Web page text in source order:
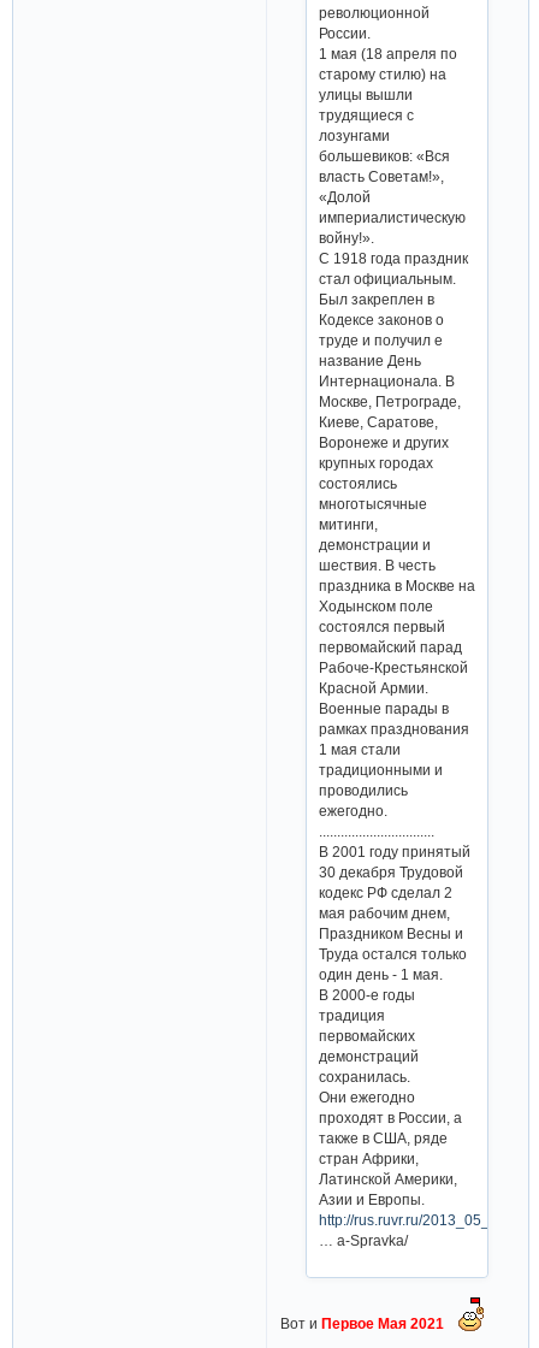
революционной
России.
1 мая (18 апреля по
старому стилю) на
улицы вышли
трудящиеся с
лозунгами
большевиков: «Вся
власть Советам!»,
«Долой
империалистическую
войну!».
С 1918 года праздник
стал официальным.
Был закреплен в
Кодексе законов о
труде и получил е
название День
Интернационала. В
Москве, Петрограде,
Киеве, Саратове,
Воронеже и других
крупных городах
состоялись
многотысячные
митинги,
демонстрации и
шествия. В честь
праздника в Москве на
Ходынском поле
состоялся первый
первомайский парад
Рабоче-Крестьянской
Красной Армии.
Военные парады в
рамках празднования
1 мая стали
традиционными и
проводились
ежегодно.
В 2001 году принятый
30 декабря Трудовой
кодекс РФ сделал 2
мая рабочим днем,
Праздником Весны и
Труда остался только
один день - 1 мая.
В 2000-е годы
традиция
первомайских
демонстраций
сохранилась.
Они ежегодно
проходят в России, а
также в США, ряде
стран Африки,
Латинской Америки,
Азии и Европы.
http://rus.ruvr.ru/2013_05_01/
… a-Spravka/
Вот и Первое Мая 2021